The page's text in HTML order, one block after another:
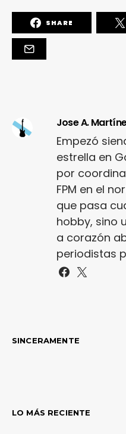
SHARE
Jose A.
Empezó
estrella en
por
FPM en el
que pasa
hobby, sino
a corazón
periodistas
SINCERAMENTE
LO MÁS RECIENTE